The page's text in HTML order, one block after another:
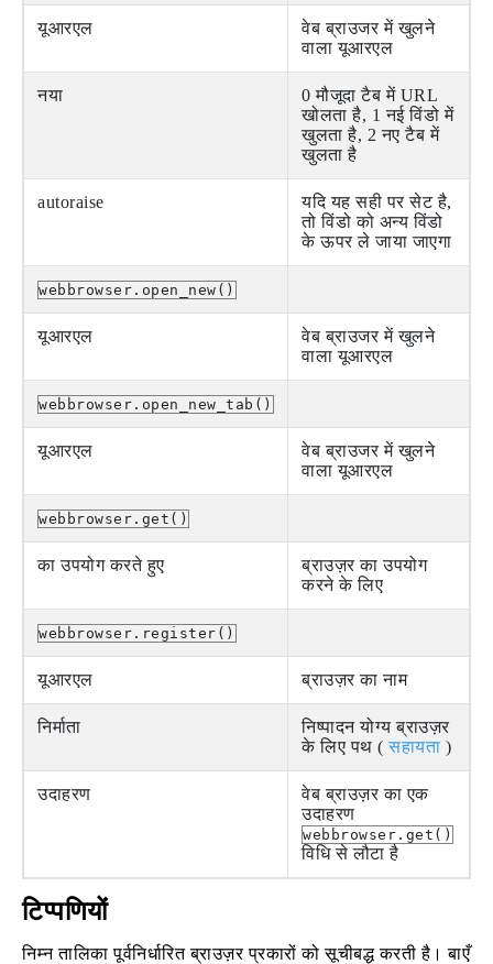
यूआरएल
वेब ब्राउजर में खुलने
वाला यूआरएल
नया
0 मौजूदा टैब में URL
खोलता है, 1 नई विंडो में
खुलता है, 2 नए टैब में
खुलता है
autoraise
यदि यह सही पर सेट है,
तो विंडो को अन्य विंडो
के ऊपर ले जाया जाएगा
webbrowser.open_new()
यूआरएल
वेब ब्राउजर में खुलने
वाला यूआरएल
webbrowser.open_new_tab()
यूआरएल
वेब ब्राउजर में खुलने
वाला यूआरएल
webbrowser.get()
का उपयोग करते हुए
ब्राउज़र का उपयोग
करने के लिए
webbrowser.register()
यूआरएल ब्राउज़र का नाम
निर्माता
निष्पादन योग्य ब्राउज़र
के लिए पथ (सहायता )
उदाहरण
वेब ब्राउज़र का एक
उदाहरण
webbrowser.get()
विधि से लौटा है
टिप्पणियों
निम्न तालिका पूर्वनिर्धारित ब्राउज़र प्रकारों को सूचीबद्ध करती है। बाएँ